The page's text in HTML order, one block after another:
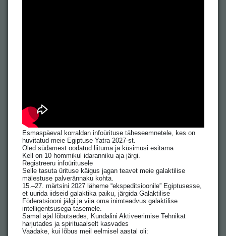
Esmaspäeval korraldan infoürituse täheseemnetele, kes on
huvitatud meie Egiptuse Yatra 2027-st.
Oled südamest oodatud liituma ja küsimusi esitama
Kell on 10 hommikul idaranniku aja järgi.
Registreeru infoüritusele
Selle tasuta ürituse käigus jagan teavet meie galaktilise
mälestuse palverännaku kohta.
15.–27. märtsini 2027 läheme “ekspeditsioonile” Egiptusesse,
et uurida iidseid galaktika paiku, järgida Galaktilise
Föderatsiooni jälgi ja viia oma inimteadvus galaktilise
intelligentsusega tasemele.
Samal ajal lõbutsedes, Kundalini Aktiveerimise Tehnikat
harjutades ja spirituaalselt kasvades
Vaadake, kui lõbus meil eelmisel aastal oli: